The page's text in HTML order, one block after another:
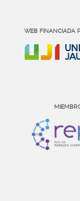
WEB FINANCIADA